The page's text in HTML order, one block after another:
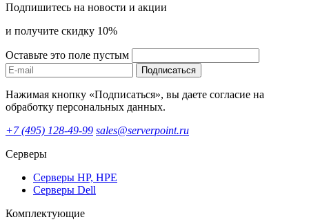
Подпишитесь на новости и акции
и получите скидку 10%
Оставьте это поле пустым
Подписаться
Нажимая кнопку «Подписаться», вы даете согласие на
обработку персональных данных.
+7 (495) 128-49-99 sales@serverpoint.ru
Серверы
Серверы HP, HPE
Серверы Dell
Комплектующие